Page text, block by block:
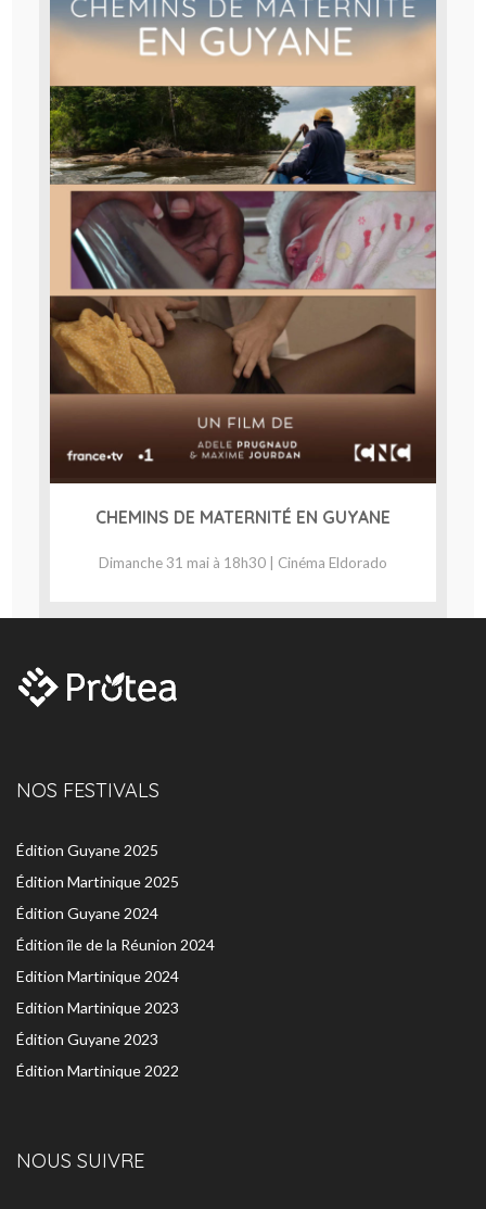
CHEMINS DE MATERNITÉ EN GUYANE
Dimanche 31 mai à 18h30 | Cinéma Eldorado
NOS FESTIVALS
Édition Guyane 2025
Édition Martinique 2025
Édition Guyane 2024
Édition île de la Réunion 2024
Edition Martinique 2024
Edition Martinique 2023
Édition Guyane 2023
Édition Martinique 2022
NOUS SUIVRE